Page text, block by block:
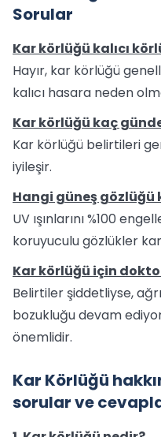
Sorular
Kar körlüğü kalıcı
Hayır, kar körlüğü
kalıcı hasara neden
Kar körlüğü kaç
Kar körlüğü belirtileri
iyileşir.
Hangi güneş
UV ışınlarını %100
koruyuculu gözlükler
Kar körlüğü için
Belirtiler şiddetliyse,
bozukluğu devam
önemlidir.
Kar Körlüğü
sorular ve